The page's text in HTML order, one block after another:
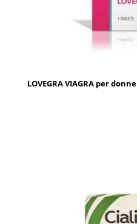
LOVEGRA VIAGRA per donne